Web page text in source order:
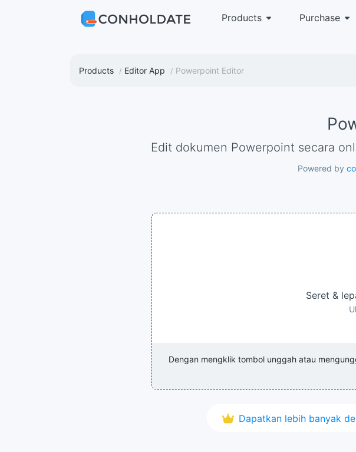
Products Purchase
Products Editor App Powerpoint Editor
Edit dokumen Powerpoint secara
Powered by
Seret &
Dengan mengklik tombol unggah atau
Dapatkan lebih banyak